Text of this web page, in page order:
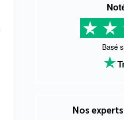
Basé
Nos